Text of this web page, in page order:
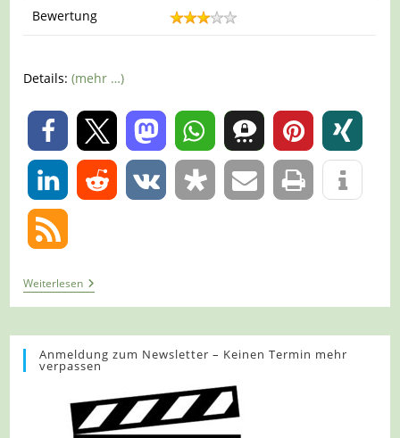
Bewertung
Details:(mehr …)
0
0
WeiterlesenTour
1237
–
–
GeoTour
Baldeneysee
Anmeldung zum Newsletter – Keinen Termin mehr
verpassen